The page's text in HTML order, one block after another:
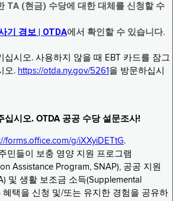
TA (현금) 수당에 대한 대체를 신청할 수
기 경보 | OTDA에서 확인할 수 있습니다.
십시오. 사용하지 않을 때 EBT 카드를 잠그
오. https://otda.ny.gov/5261 을 방문하십시
십시오. OTDA 공공 수당 설문조사!
forms.office.com/g/iXXyiDETtG.
민들이 보충 영양 지원 프로그램
Assistance Program, SNAP), 공공 지원
및 생활 보조금 소득(Supplemental
혜택을 신청 및/또는 유지한 경험을 공유하